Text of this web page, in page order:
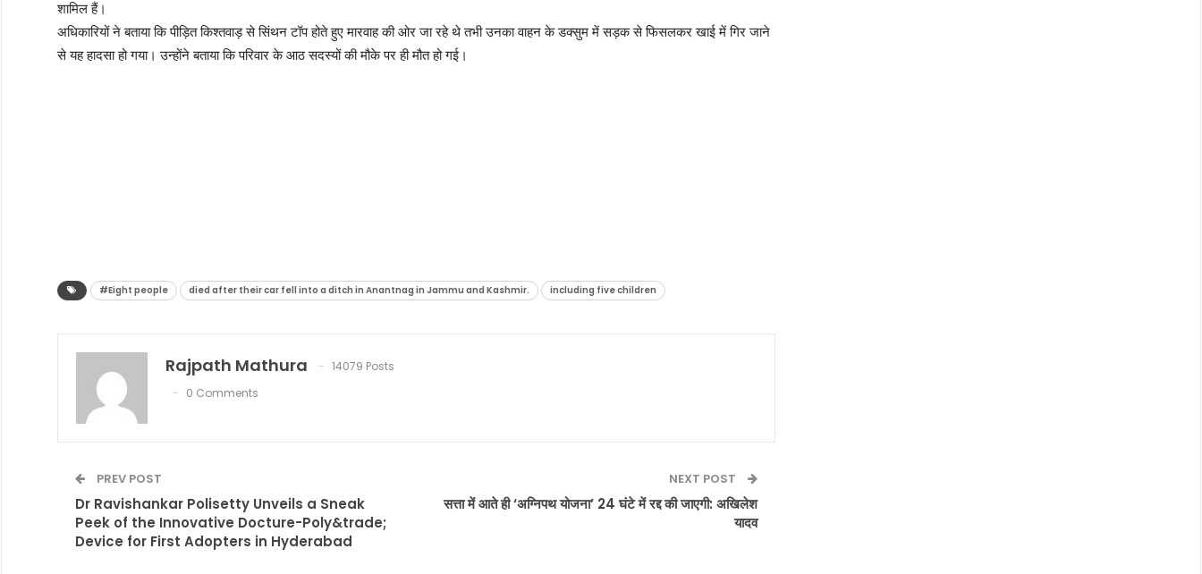
शामिल हैं।
अधिकारियों ने बताया कि पीड़ित किश्तवाड़ से सिंथन टॉप होते हुए मारवाह की ओर जा रहे थे तभी उनका वाहन के डक्सुम में सड़क से फिसलकर खाई में गिर जाने
से यह हादसा हो गया। उन्होंने बताया कि परिवार के आठ सदस्यों की मौके पर ही मौत हो गई।
#Eight people died after their car fell into a ditch in Anantnag in Jammu and Kashmir. including five children
Rajpath Mathura
14079 Posts
0 Comments
PREV POST
Dr Ravishankar Polisetty Unveils a Sneak
Peek of the Innovative Docture-Poly&trade;
Device for First Adopters in Hyderabad
NEXT POST
सत्ता में आते ही ‘अग्निपथ योजना’ 24 घंटे में रद्द की जाएगी: अखिलेश
यादव